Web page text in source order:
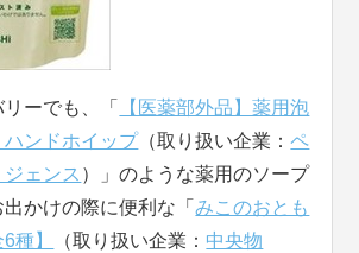
ーでも、「
【医薬部外品】薬用泡
ンドホイップ（取り扱い企業：ペ
ェンス ）」のような薬用のソープ
かけの際に便利な「みこのおとも
種】
（取り扱い企業： 中央物